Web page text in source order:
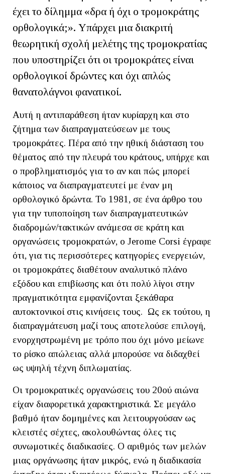
έχει το δίλημμα «δρα ή όχι ο τρομοκράτης
ορθολογικά;». Υπάρχει μια διακριτή
θεωρητική σχολή μελέτης της τρομοκρατίας
που υποστηρίζει ότι οι τρομοκράτες είναι
ορθολογικοί δρώντες και όχι απλώς
θανατολάγνοι φανατικοί.
Αυτή η αντιπαράθεση ήταν κυρίαρχη και στο
ζήτημα των διαπραγματεύσεων με τους
τρομοκράτες. Πέρα από την ηθική διάσταση του
θέματος από την πλευρά του κράτους, υπήρχε και
ο προβληματισμός για το αν και πώς μπορεί
κάποιος να διαπραγματευτεί με έναν μη
ορθολογικό δρώντα. Το 1981, σε ένα άρθρο του
για την τυποποίηση των διαπραγματευτικών
διαδρομών/τακτικών ανάμεσα σε κράτη και
οργανώσεις τρομοκρατών, ο Jerome Corsi έγραφε
ότι, για τις περισσότερες κατηγορίες ενεργειών,
οι τρομοκράτες διαθέτουν αναλυτικό πλάνο
εξόδου και επιβίωσης και ότι πολύ λίγοι στην
πραγματικότητα εμφανίζονται ξεκάθαρα
αυτοκτονικοί στις κινήσεις τους. Ως εκ τούτου, η
διαπραγμάτευση μαζί τους αποτελούσε επιλογή,
ενορχηστρωμένη με τρόπο που όχι μόνο μείωνε
το ρίσκο απώλειας αλλά μπορούσε να διδαχθεί
ως υψηλή τέχνη διπλωματίας.
Οι τρομοκρατικές οργανώσεις του 20ού αιώνα
είχαν διαφορετικά χαρακτηριστικά. Σε μεγάλο
βαθμό ήταν δομημένες και λειτουργούσαν ως
κλειστές σέχτες, ακολουθώντας όλες τις
συνωμοτικές διαδικασίες. Ο αριθμός των μελών
μιας οργάνωσης ήταν μικρός, ενώ η διαδικασία